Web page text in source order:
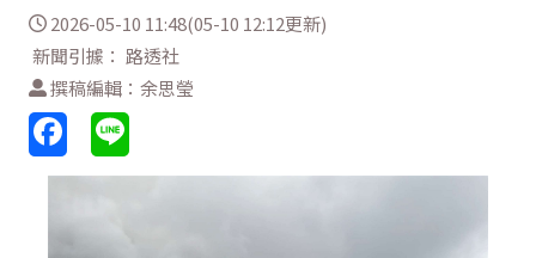
2026-05-10 11:48(05-10 12:12更新)
新聞引據： 路透社
撰稿編輯：余思瑩